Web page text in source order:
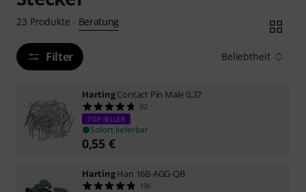
23 Produkte · Beratung
Filter Beliebtheit
HartingContact Pin Male 0,37
92
TOP-SELLER
Sofort lieferbar
0,55 €
HartingHan 16B-AGG-QB
106